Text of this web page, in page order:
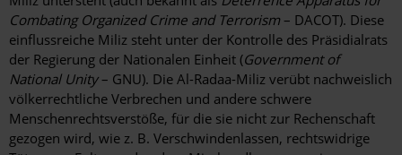
Combating Organized Crime and Terrorism – DACOT). Diese
einflussreiche Miliz steht unter der Kontrolle des Präsidialrats
der Regierung der Nationalen Einheit (Government of
National Unity– GNU). Die Al-Radaa-Miliz verübt nachweislich
völkerrechtliche Verbrechen und andere schwere
Menschenrechtsverstöße, für die sie nicht zur Rechenschaft
gezogen wird, wie z. B. Verschwindenlassen, rechtswidrige